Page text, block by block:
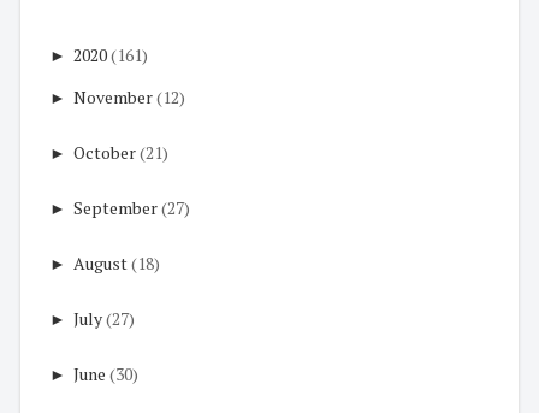
► 2020(161)
► November(12)
► October(21)
► September(27)
► August(18)
► July(27)
► June (30)